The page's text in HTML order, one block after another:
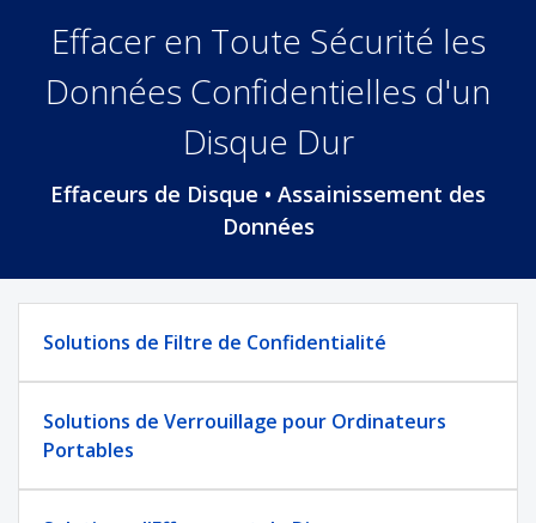
Effacer en Toute Sécurité les
Données Confidentielles d'un
Disque Dur
Effaceurs de Disque • Assainissement des
Données
Solutions de Filtre de Confidentialité
Solutions de Verrouillage pour Ordinateurs
Portables